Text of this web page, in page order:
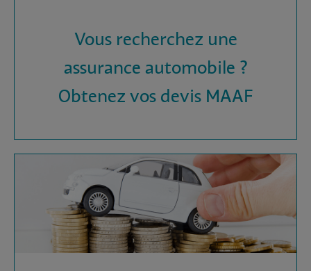
Vous recherchez une
assurance automobile ?
Obtenez vos devis MAAF